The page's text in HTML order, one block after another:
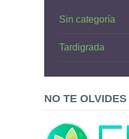
Sin categoría
Tardigrada
NO TE